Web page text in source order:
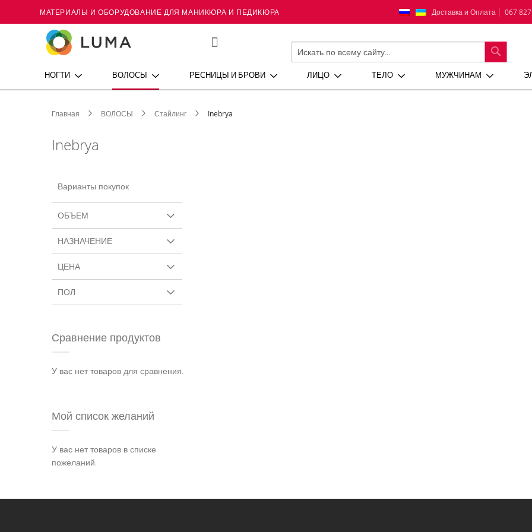
Skip
Content
МАТЕРИАЛЫ И ОБОРУДОВАНИЕ ДЛЯ МАНИКЮРА И ПЕДИКЮРА Язык Доставка и Оплата 067
ПОИСК
НОГТИ ВОЛОСЫ РЕСНИЦЫ И БРОВИ ЛИЦО ТЕЛО МУЖЧИНАМ
Главная ВОЛОСЫ Стайлинг Inebrya
Inebrya
Варианты покупок
ОБЪЕМ
НАЗНАЧЕНИЕ
ЦЕНА
ПОЛ
Сравнение продуктов
У вас нет товаров для сравнения.
Мой список желаний
У вас нет товаров в списке
пожеланий.